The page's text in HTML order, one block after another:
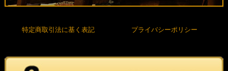
特定商取引法に基く表記 プライバシーポリシー